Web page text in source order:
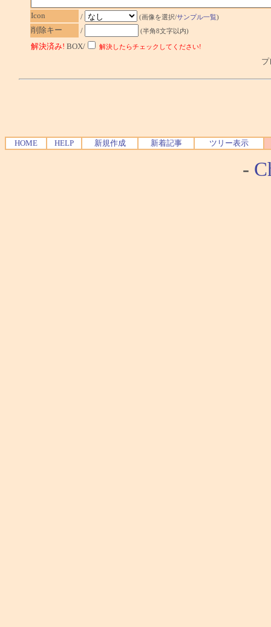
Icon / (画像を選択/サンプル一覧)
削除キー / (半角8文字以内)
解決済み! BOX/ 解決したらチェックしてください!
プ
HOME HELP 新規作成 新着記事 ツリー表示
-